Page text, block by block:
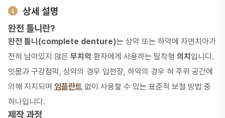
상세 설명
완전 틀니란?
완전 틀니(complete denture)는 상악 또는 하악에 자연치아가
전혀 남아있지 않은 무치악 환자에게 사용하는 탈착형 의치 입니다.
잇몸과 구강점막, 상악의 경우 입천장, 하악의 경우 혀 주위 공간에
의해 지지되며 임플란트 없이 사용할 수 있는 표준적 보철 방법 중
하나입니다.
제작 과정